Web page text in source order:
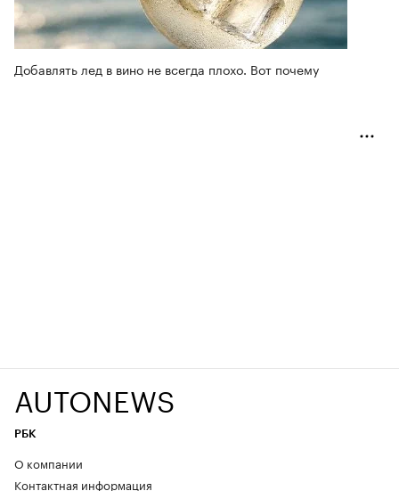
Добавлять лед в вино не всегда плохо. Вот почему
AUTONEWS
РБК
О компании
Контактная информация